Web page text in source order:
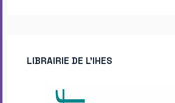
LIBRAIRIE DE L’IHES